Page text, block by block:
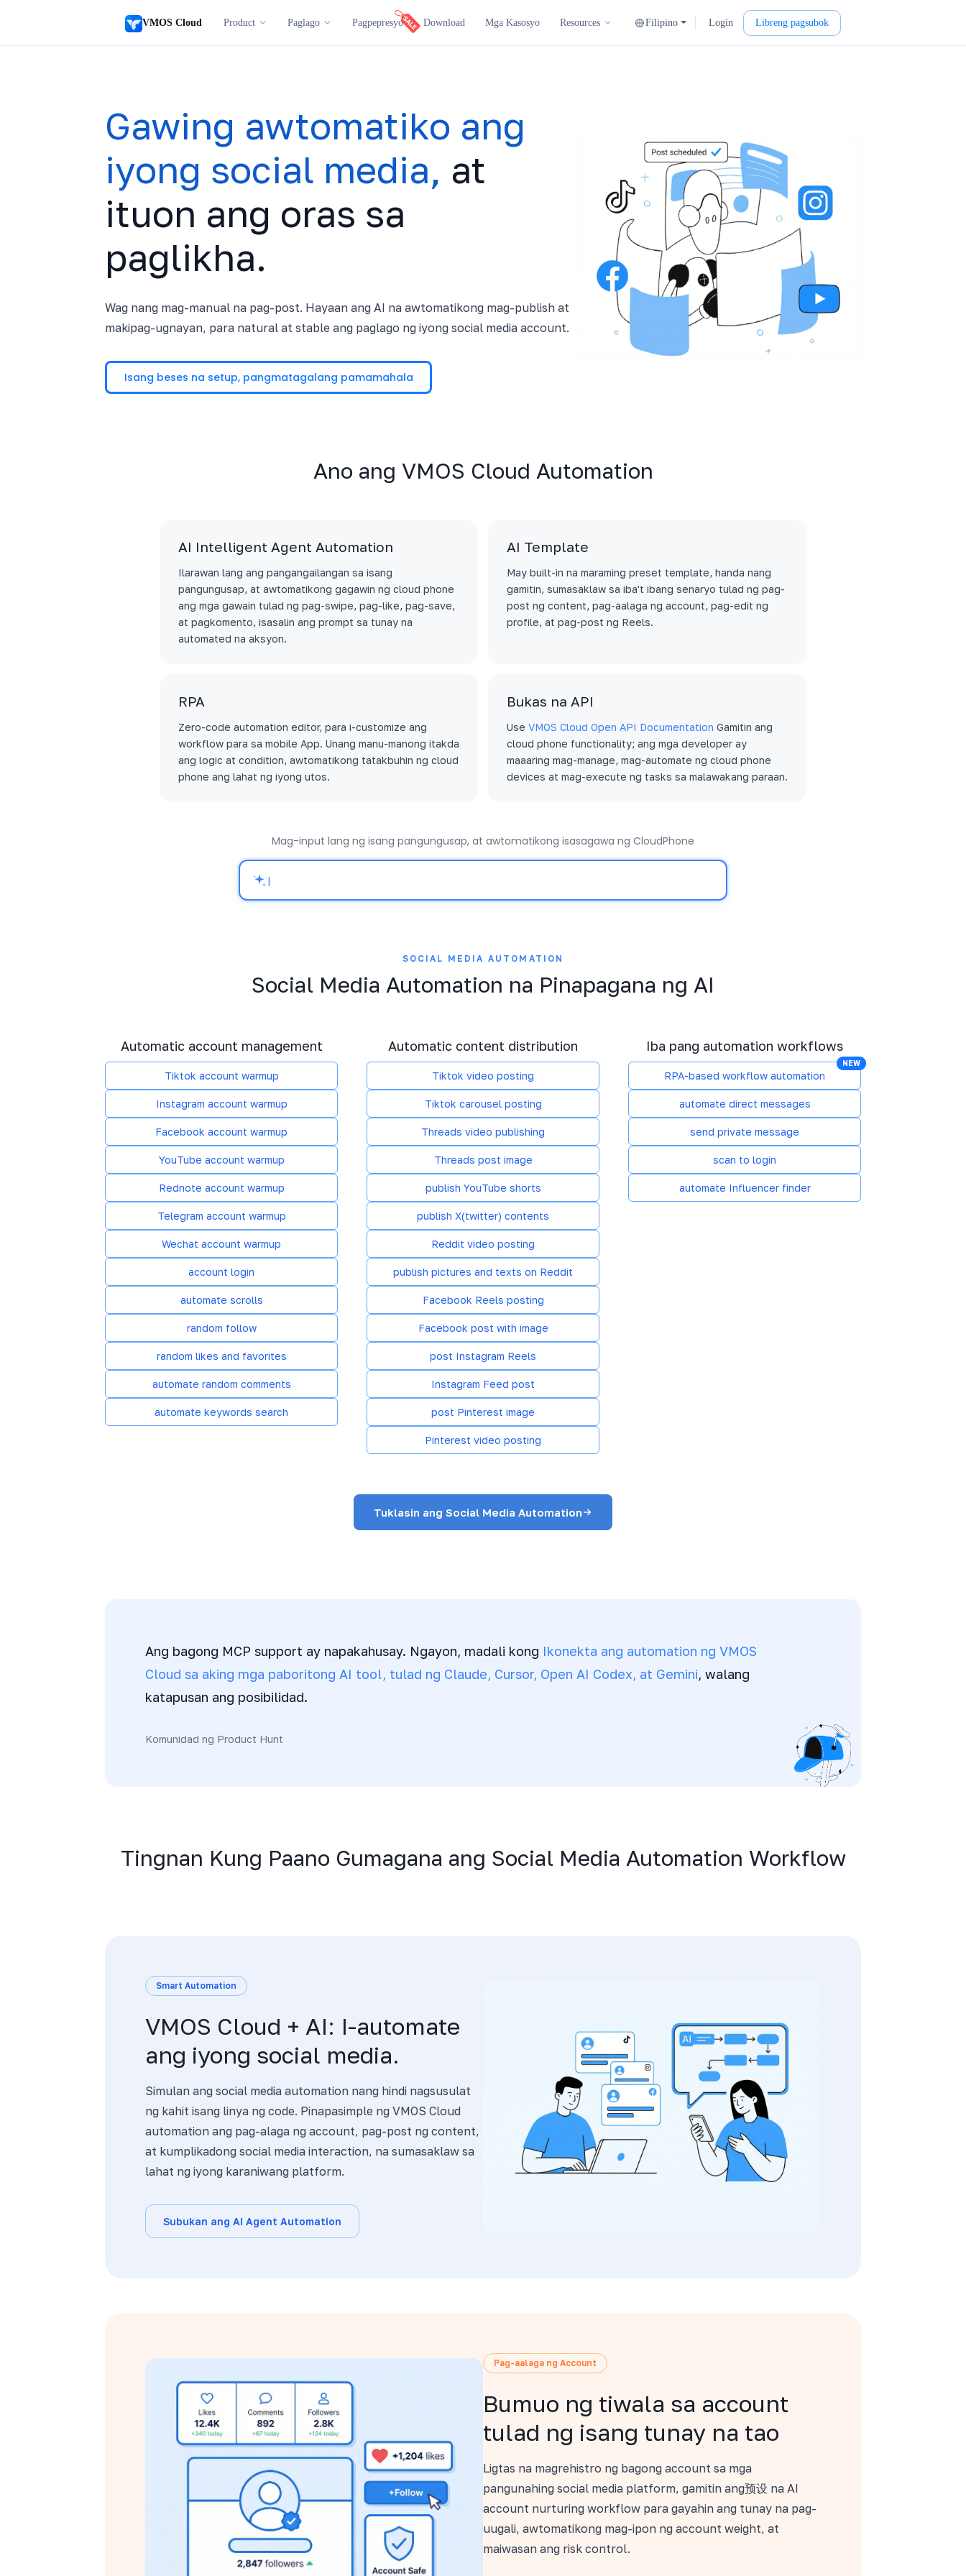
VMOS Cloud Product Paglago Pagpepresyo Download Mga Kasosyo Resources Filipino Login Libreng pagsubok
Gawing awtomatiko ang
iyong social media, at
ituon ang oras sa
paglikha.
Wag nang mag-manual na pag-post. Hayaan ang AI na awtomatikong mag-publish at
makipag-ugnayan, para natural at stable ang paglago ng iyong social media account.
Isang beses na setup, pangmatagalang pamamahala
Ano ang VMOS Cloud Automation
AI Intelligent Agent Automation
Ilarawan lang ang pangangailangan sa isang
pangungusap, at awtomatikong gagawin ng cloud phone
ang mga gawain tulad ng pag-swipe, pag-like, pag-save,
at pagkomento, isasalin ang prompt sa tunay na
automated na aksyon.
AI Template
May built-in na maraming preset template, handa nang
gamitin, sumasaklaw sa iba't ibang senaryo tulad ng pag-
post ng content, pag-aalaga ng account, pag-edit ng
profile, at pag-post ng Reels.
RPA
Zero-code automation editor, para i-customize ang
workflow para sa mobile App. Unang manu-manong itakda
ang logic at condition, awtomatikong tatakbuhin ng cloud
phone ang lahat ng iyong utos.
Bukas na API
Use VMOS Cloud Open API Documentation Gamitin ang
cloud phone functionality; ang mga developer ay
maaaring mag-manage, mag-automate ng cloud phone
devices at mag-execute ng tasks sa malawakang paraan.
Mag-input lang ng isang pangungusap, at awtomatikong isasagawa ng CloudPhone
|
SOCIAL MEDIA AUTOMATION
Social Media Automation na Pinapagana ng AI
Automatic account management
Tiktok account warmup
Instagram account warmup
Facebook account warmup
YouTube account warmup
Rednote account warmup
Telegram account warmup
Wechat account warmup
account login
automate scrolls
random follow
random likes and favorites
automate random comments
automate keywords search
Automatic content distribution
Tiktok video posting
Tiktok carousel posting
Threads video publishing
Threads post image
publish YouTube shorts
publish X(twitter) contents
Reddit video posting
publish pictures and texts on Reddit
Facebook Reels posting
Facebook post with image
post Instagram Reels
Instagram Feed post
post Pinterest image
Pinterest video posting
Iba pang automation workflows
NEW
RPA-based workflow automation
automate direct messages
send private message
scan to login
automate Influencer finder
Tuklasin ang Social Media Automation
Ang bagong MCP support ay napakahusay. Ngayon, madali kong Ikonekta ang automation ng VMOS
Cloud sa aking mga paboritong AI tool, tulad ng Claude, Cursor, Open AI Codex, at Gemini, walang
katapusan ang posibilidad.
Komunidad ng Product Hunt
Tingnan Kung Paano Gumagana ang Social Media Automation Workflow
Smart Automation
VMOS Cloud + AI: I-automate
ang iyong social media.
Simulan ang social media automation nang hindi nagsusulat
ng kahit isang linya ng code. Pinapasimple ng VMOS Cloud
automation ang pag-alaga ng account, pag-post ng content,
at kumplikadong social media interaction, na sumasaklaw sa
lahat ng iyong karaniwang platform.
Subukan ang AI Agent Automation
Pag-aalaga ng Account
Bumuo ng tiwala sa account
tulad ng isang tunay na tao
Ligtas na magrehistro ng bagong account sa mga
pangunahing social media platform, gamitin ang预设 na AI
account nurturing workflow para gayahin ang tunay na pag-
uugali, awtomatikong mag-ipon ng account weight, at
maiwasan ang risk control.